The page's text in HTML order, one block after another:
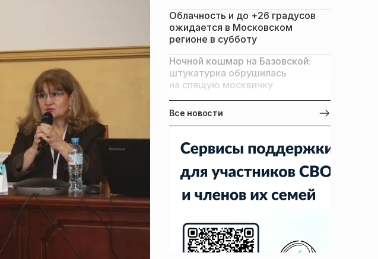
Облачность и до +26 градусов
ожидается в Московском
регионе в субботу
Ночной кошмар на Базовской:
штукатурка обрушилась
на спящую москвичку
Все новости